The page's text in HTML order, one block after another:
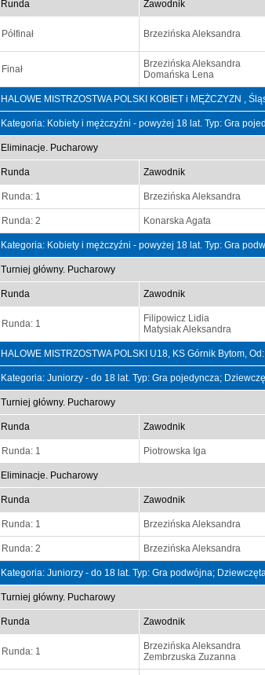
Runda Zawodnik
Półfinał Brzezińska Aleksandra
Finał
Brzezińska Aleksandra
Domańska Lena
HALOWE MISTRZOSTWA POLSKI KOBIET i MĘŻCZYZN ,
Kategoria: Kobiety i mężczyźni - powyżej 18 lat. Typ: Gra
Eliminacje. Pucharowy
Runda Zawodnik
Runda: 1 Brzezińska Aleksandra
Runda: 2 Konarska Agata
Kategoria: Kobiety i mężczyźni - powyżej 18 lat. Typ: Gra
Turniej główny. Pucharowy
Runda Zawodnik
Runda: 1
Filipowicz Lidia
Matysiak Aleksandra
HALOWE MISTRZOSTWA POLSKI U18, KS Górnik Bytom,
Kategoria: Juniorzy - do 18 lat. Typ: Gra pojedyncza;
Turniej główny. Pucharowy
Runda Zawodnik
Runda: 1 Piotrowska Iga
Eliminacje. Pucharowy
Runda Zawodnik
Runda: 1 Brzezińska Aleksandra
Runda: 2 Brzezińska Aleksandra
Kategoria: Juniorzy - do 18 lat. Typ: Gra podwójna;
Turniej główny. Pucharowy
Runda Zawodnik
Runda: 1
Brzezińska Aleksandra
Zembrzuska Zuzanna